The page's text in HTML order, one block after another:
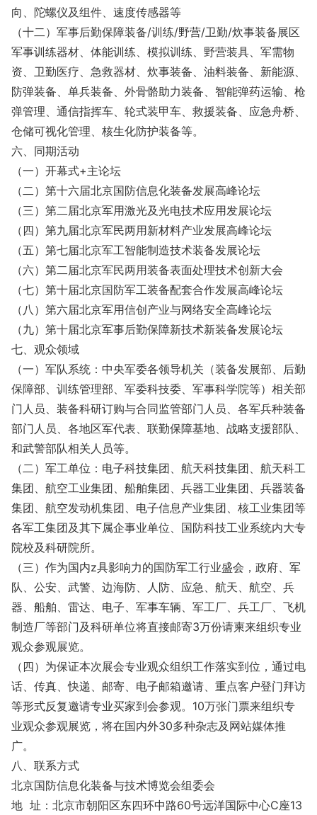
向、陀螺仪及组件、速度传感器等
（十二）军事后勤保障装备/训练/野营/卫勤/炊事装备展区
军事训练器材、体能训练、模拟训练、野营装具、军需物
资、卫勤医疗、急救器材、炊事装备、油料装备、新能源、
防弹装备、单兵装备、外骨骼助力装备、智能弹药运输、枪
弹管理、通信指挥车、轮式装甲车、救援装备、应急舟桥、
仓储可视化管理、核生化防护装备等。
六、同期活动
（一）开幕式+主论坛
（二）第十六届北京国防信息化装备发展高峰论坛
（三）第二届北京军用激光及光电技术应用发展论坛
（四）第九届北京军民两用新材料产业发展高峰论坛
（五）第七届北京军工智能制造技术装备发展论坛
（六）第二届北京军民两用装备表面处理技术创新大会
（七）第十届北京国防军工装备配套合作发展高峰论坛
（八）第六届北京军用信创产业与网络安全高峰论坛
（九）第十届北京军事后勤保障新技术新装备发展论坛
七、观众领域
（一）军队系统：中央军委各领导机关（装备发展部、后勤
保障部、训练管理部、军委科技委、军事科学院等）相关部
门人员、装备科研订购与合同监管部门人员、各军兵种装备
部门人员、各地区军代表、联勤保障基地、战略支援部队、
和武警部队相关人员等。
（二）军工单位：电子科技集团、航天科技集团、航天科工
集团、航空工业集团、船舶集团、兵器工业集团、兵器装备
集团、航空发动机集团、电子信息产业集团、核工业集团等
各军工集团及其下属企事业单位、国防科技工业系统内大专
院校及科研院所。
（三）作为国内z具影响力的国防军工行业盛会，政府、军
队、公安、武警、边海防、人防、应急、航天、航空、兵
器、船舶、雷达、电子、军事车辆、军工厂、兵工厂、飞机
制造厂等部门及科研单位将直接邮寄3万份请柬来组织专业
观众参观展览。
（四）为保证本次展会专业观众组织工作落实到位，通过电
话、传真、快递、邮寄、电子邮箱邀请、重点客户登门拜访
等形式反复邀请专业买家到会参观。10万张门票来组织专
业观众参观展览，将在国内外30多种杂志及网站媒体推
广。
八、联系方式
北京国防信息化装备与技术博览会组委会
地 址：北京市朝阳区东四环中路60号远洋国际中心C座13